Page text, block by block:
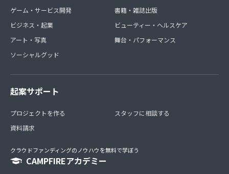
ゲーム・サービス開発
ビジネス・起業
アート・写真
ソーシャルグッド
書籍・雑誌出版
ビューティー・ヘルスケア
舞台・パフォーマンス
起案サポート
プロジェクトを作る
資料請求
スタッフに相談する
クラウドファンディングのノウハウを無料で学ぼう
CAMPFIREアカデミー